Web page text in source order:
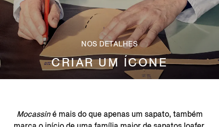
NOS DETALHES
CRIAR UM ÍCONE
Mocassiné mais do que apenas um sapato, também